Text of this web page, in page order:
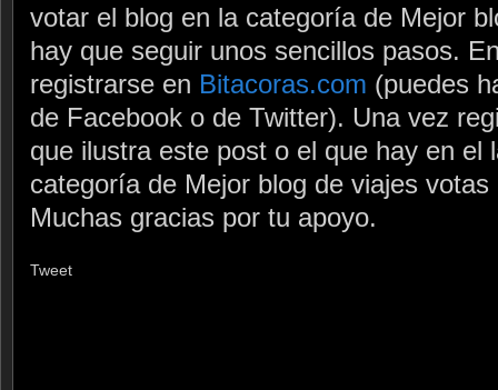
votar el blog en la categoría de Mejor
hay que seguir unos sencillos pasos.
registrarse en Bitacoras.com (puedes
de Facebook o de Twitter). Una vez
que ilustra este post o el que hay en el
categoría de Mejor blog de viajes
Muchas gracias por tu apoyo.
Tweet